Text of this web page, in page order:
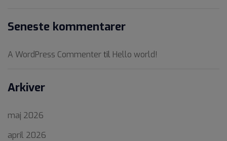
Seneste kommentarer
A WordPress Commentertil Hello world!
Arkiver
maj 2026
april 2026